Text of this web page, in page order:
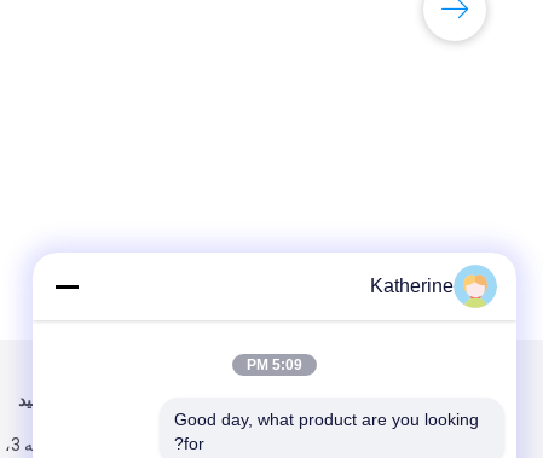
ما را دنبال کنید
Katherine
5:09 PM
Good day, what product are you looking
for?